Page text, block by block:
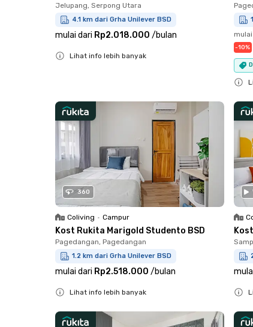
Jelupang, Serpong Utara
4.1 km dari Grha Unilever BSD
mulai dari Rp2.018.000 /bulan
Lihat info lebih banyak
-10%
360
Coliving • Campur
Kost Rukita Marigold Studento BSD
Pagedangan, Pagedangan
1.2 km dari Grha Unilever BSD
mulai dari Rp2.518.000 /bulan
Lihat info lebih banyak